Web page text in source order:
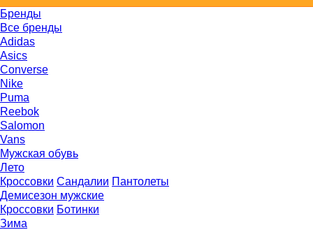
Бренды
Все бренды
Adidas
Asics
Converse
Nike
Puma
Reebok
Salomon
Vans
Мужская обувь
Лето
Кроссовки Сандалии Пантолеты
Демисезон мужские
Кроссовки Ботинки
Зима